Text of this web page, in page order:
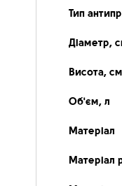
Тип
Діаметр,
Висота, см
Об'єм, л
Матеріал
Матеріал